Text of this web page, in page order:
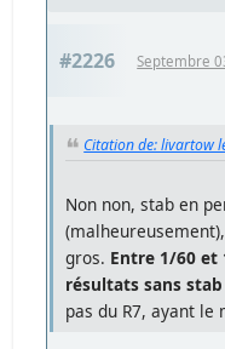
#2226 Septembre
Citation de: livartow
Non non, stab en
gros. Entre 1/60 et
résultats sans
pas du R7, ayant le